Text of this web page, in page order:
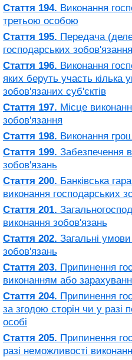
Стаття 194. Виконання
третьою особою
Стаття 195. Передача
господарських
Стаття 196. Виконання
яких беруть участь кілька
зобов'язаних суб'єктів
Стаття 197. Місце
зобов'язання
Стаття 198. Виконання
Стаття 199. Забезпечення
зобов'язань
Стаття 200. Банківська
виконання господарських
Стаття 201.
виконання зобов'язань
Стаття 202. Загальні
зобов'язань
Стаття 203. Припинення
виконанням або
Стаття 204. Припинення
за згодою сторін чи у разі
особі
Стаття 205. Припинення
разі неможливості